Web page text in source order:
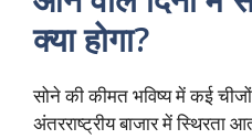
क्या होगा?
सोने की कीमत भविष्य में कई
अंतरराष्ट्रीय बाजार में स्थिरता